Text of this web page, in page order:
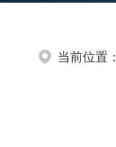
当前位置：